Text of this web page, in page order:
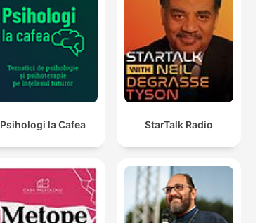
Psihologi la Cafea StarTalk Radio